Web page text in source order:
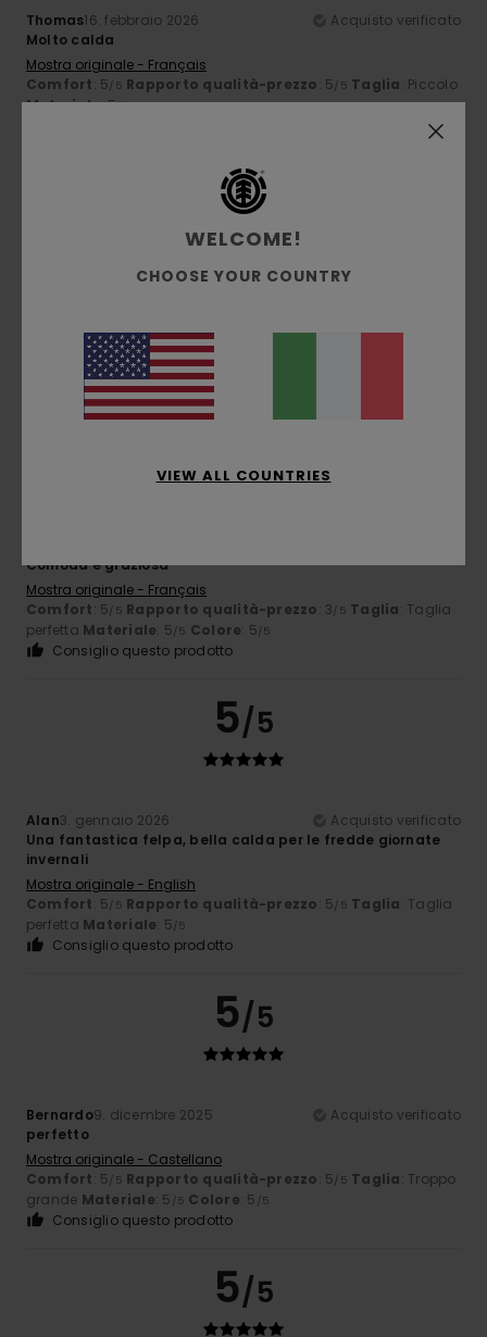
Thomas16. febbraio 2026
Acquisto verificato
Molto calda
Mostra originale - Français
Comfort: 5/5 Rapporto qualità-prezzo: 5/5 Taglia: Piccolo
Materiale: 5/5
4/5
Comfort: 5/5 Rapporto qualità-prezzo Taglia: Grande
Materiale: 4/5 Colore: 4/5
Consiglio questo prodotto
Comoda e graziosa
Mostra originale - Français
Comfort: 5/5 Rapporto qualità-prezzo: 3/5 Taglia: Taglia
perfetta Materiale: 5/5 Colore: 5/5
Consiglio questo prodotto
5/5
Alan3. gennaio 2026
Acquisto verificato
Una fantastica felpa, bella calda per le fredde giornate
invernali
Mostra originale - English
Comfort: 5/5 Rapporto qualità-prezzo: 5/5 Taglia: Taglia
perfetta Materiale: 5/5
Consiglio questo prodotto
5/5
Bernardo9. dicembre 2025
Acquisto verificato
perfetto
Mostra originale - Castellano
Comfort: 5/5 Rapporto qualità-prezzo: 5/5 Taglia: Troppo
grande Materiale: 5 /5 Colore: 5 /5
Consiglio questo prodotto
5/5
WELCOME!
CHOOSE YOUR COUNTRY
VIEW ALL COUNTRIES